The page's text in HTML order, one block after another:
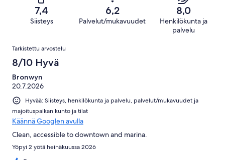
arvostelua
arvostelua
7,4
Siisteys
6,2
Palvelut/mukavuudet
8,0
Henkilökunta ja
palvelu
Arvostelut
Tarkistettu arvostelu
8/10 Hyvä
Bronwyn
20.7.2026
Hyvää: Siisteys, henkilökunta ja palvelu, palvelut/mukavuudet ja
majoituspaikan kunto ja tilat
Käännä Googlen avulla
Clean, accessible to downtown and marina.
Yöpyi 2 yötä heinäkuussa 2026